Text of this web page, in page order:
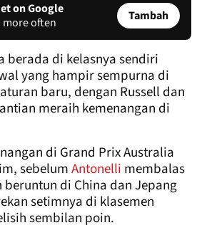
on Google
more often
Tambah
berada di kelasnya sendiri
yang hampir sempurna di
baru, dengan Russell dan
meraih kemenangan di
di Grand Prix Australia
sebelumAntonelli membalas
beruntun di China dan Jepang
setimnya di klasemen
sembilan poin.